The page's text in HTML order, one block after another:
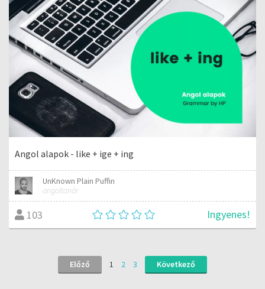
Angol alapok - like + ige + ing
UnKnown Plain Puffin
angoltanár
103 Ingyenes!
Előző 1 2 3 Következő